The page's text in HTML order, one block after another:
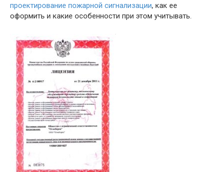
проектирование пожарной сигнализации, как ее
оформить и какие особенности при этом учитывать.